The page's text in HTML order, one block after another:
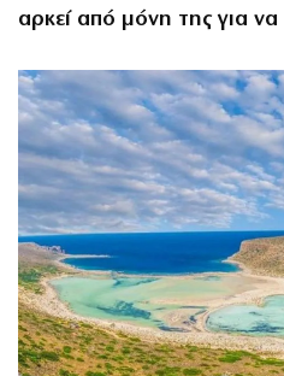
αρκεί από μόνη της για να